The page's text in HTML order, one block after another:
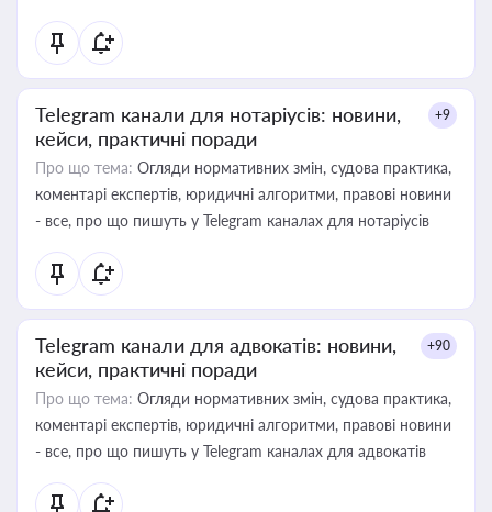
Telegram канали для нотаріусів: новини,
кейси, практичні поради
+9
Про що тема: Огляди нормативних змін, судова практика,
коментарі експертів, юридичні алгоритми, правові новини
- все, про що пишуть у Telegram каналах для нотаріусів
Telegram канали для адвокатів: новини,
кейси, практичні поради
+90
Про що тема: Огляди нормативних змін, судова практика,
коментарі експертів, юридичні алгоритми, правові новини
- все, про що пишуть у Telegram каналах для адвокатів